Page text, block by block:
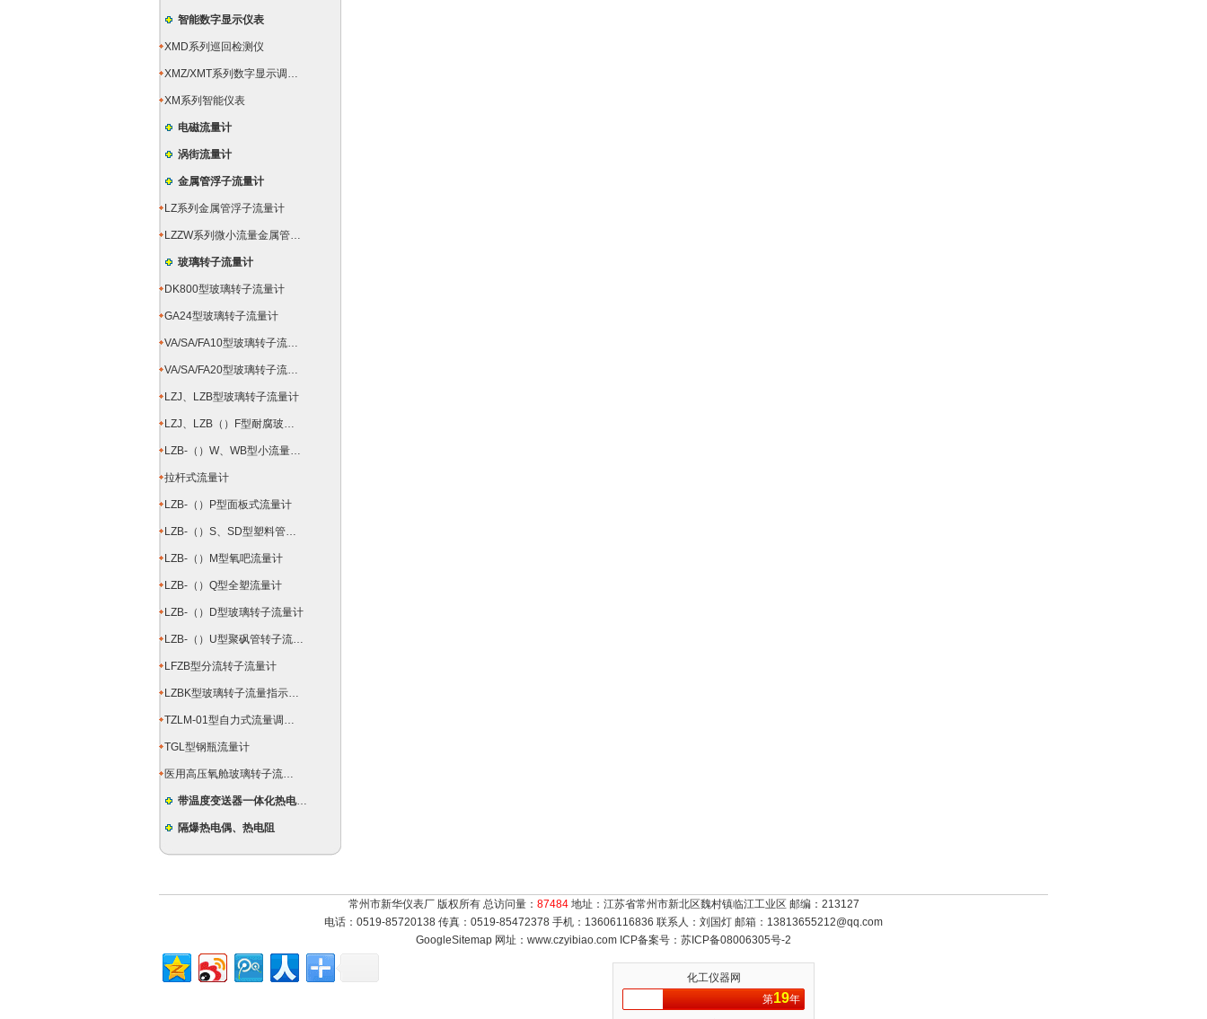
智能数字显示仪表
XMD系列巡回检测仪
XMZ/XMT系列数字显示调节仪
XM系列智能仪表
电磁流量计
涡街流量计
金属管浮子流量计
LZ系列金属管浮子流量计
LZZW系列微小流量金属管浮子流量计
玻璃转子流量计
DK800型玻璃转子流量计
GA24型玻璃转子流量计
VA/SA/FA10型玻璃转子流量计
VA/SA/FA20型玻璃转子流量计
LZJ、LZB型玻璃转子流量计
LZJ、LZB（）F型耐腐玻璃转子流量计
LZB-（）W、WB型小流量玻璃转子流量计
拉杆式流量计
LZB-（）P型面板式流量计
LZB-（）S、SD型塑料管转子流量计
LZB-（）M型氧吧流量计
LZB-（）Q型全塑流量计
LZB-（）D型玻璃转子流量计
LZB-（）U型聚砜管转子流量计
LFZB型分流转子流量计
LZBK型玻璃转子流量指示控制仪
TZLM-01型自力式流量调节器
TGL型钢瓶流量计
医用高压氧舱玻璃转子流量计
带温度变送器一体化热电偶（阻）
隔爆热电偶、热电阻
常州市新华仪表厂 版权所有 总访问量： 87484地址：江苏省常州市新北区魏村镇临江工业区 邮编：213127
电话：0519-85720138 传真：0519-85472378 手机：13606116836 联系人：刘国灯 邮箱： 13813655212@qq.com
GoogleSitemap 网址：www.czyibiao.com ICP备案号： 苏ICP备08006305号-2
化工仪器网
第19年